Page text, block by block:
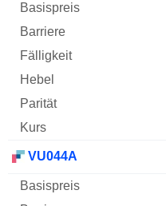
VU044A